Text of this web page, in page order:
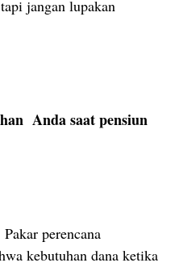
jangan lupakan
Anda saat pensiun
perencana
kebutuhan dana ketika